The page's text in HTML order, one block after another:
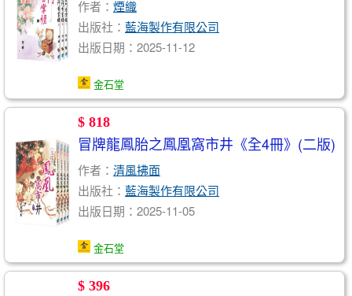
作者： 煙織
出版社： 藍海製作有限公司
出版日期：2025-11-12
金石堂
$ 818
冒牌龍鳳胎之鳳凰窩市井《全4冊》(二版)
作者： 清風拂面
出版社： 藍海製作有限公司
出版日期：2025-11-05
金石堂
$ 396